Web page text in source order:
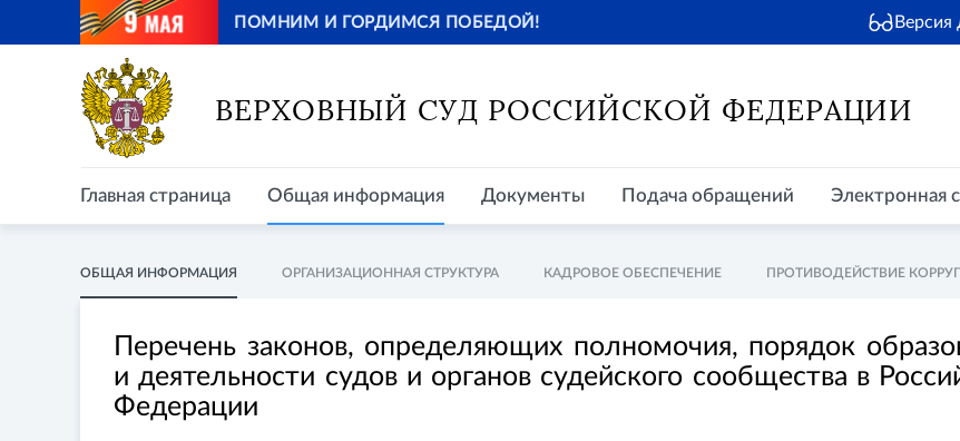
ПОМНИМ И ГОРДИМСЯ ПОБЕДОЙ!
Главная страница
ВЕРХОВНЫЙ СУД РОССИЙСКОЙ ФЕДЕРАЦИИ
Главная страница Общая информация Документы Подача обращений Электронная
ОБЩАЯ ИНФОРМАЦИЯ ОРГАНИЗАЦИОННАЯ СТРУКТУРА КАДРОВОЕ ОБЕСПЕЧЕНИЕ ПРОТИВОДЕЙСТВИЕ
Перечень законов, определяющих полномочия, порядок
и деятельности судов и органов судейского сообщества в
Федерации